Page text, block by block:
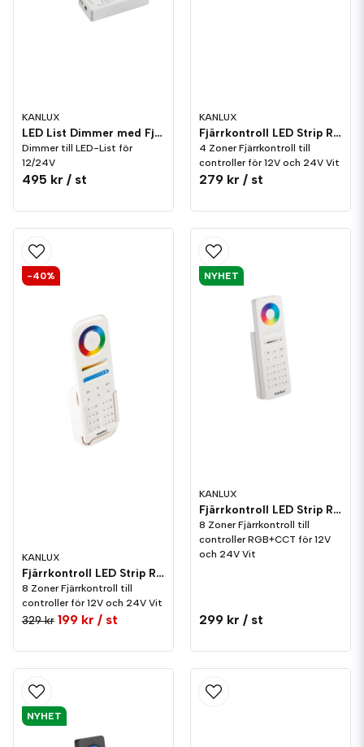
KANLUX
LED List Dimmer med Fjärrkontroll RGBW/CCT
Dimmer till LED-List för
12/24V
495 kr / st
KANLUX
Fjärrkontroll LED Strip RGBW CCT 4 Zoner
4 Zoner Fjärrkontroll till
controller för 12V och 24V Vit
279 kr / st
KANLUX
Fjärrkontroll LED Strip RGBW CCT 8 Zoner
8 Zoner Fjärrkontroll till
controller för 12V och 24V Vit
329 kr 199 kr / st
-40%
KANLUX
Fjärrkontroll LED Strip RGB+CCT 8 Zoner Vit
8 Zoner Fjärrkontroll till
controller RGB+CCT för 12V
och 24V Vit
299 kr / st
NYHET
NYHET